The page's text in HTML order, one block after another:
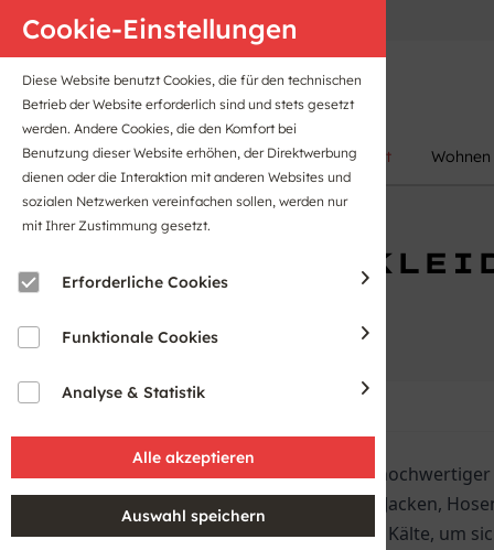
Anfahrt B2B-Portal
Damen Herren Kinder Sport Wohnen
Cookie-Einstellungen
Diese Website benutzt Cookies, die für den technischen
Betrieb der Website erforderlich sind und stets gesetzt
werden. Andere Cookies, die den Komfort bei
Benutzung dieser Website erhöhen, der Direktwerbung
dienen oder die Interaktion mit anderen Websites und
sozialen Netzwerken vereinfachen sollen, werden nur
mit Ihrer Zustimmung gesetzt.
Erforderliche Cookies
Funktionale Cookies
Analyse & Statistik
Wir bieten eine große Auswahl an
Klettern. Unser Sortiment umfasst Jacken,
bieten Schutz vor Wind, Regen und Kälte, um